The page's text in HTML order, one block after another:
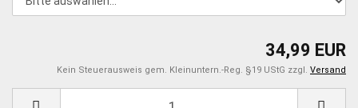
34,99 EUR
Kein Steuerausweis gem. Kleinuntern.-Reg. §19 UStG zzgl. Versand